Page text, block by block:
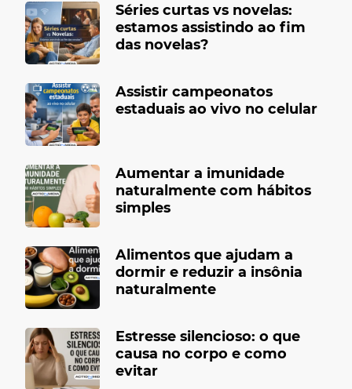
Séries curtas vs novelas:
estamos assistindo ao fim
das novelas?
Assistir campeonatos
estaduais ao vivo no celular
Aumentar a imunidade
naturalmente com hábitos
simples
Alimentos que ajudam a
dormir e reduzir a insônia
naturalmente
Estresse silencioso: o que
causa no corpo e como
evitar